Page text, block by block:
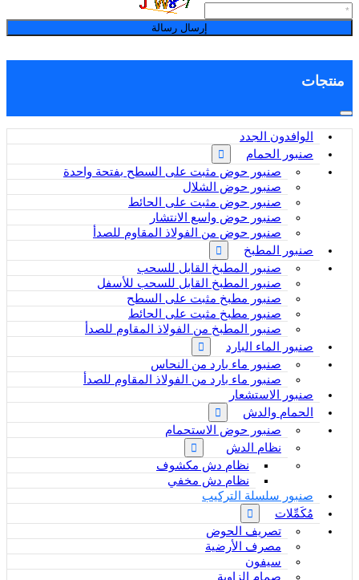
إرسال رسالة
منتجات
الوافدون الجدد
صنبور الحمام
صنبور حوض مثبت على السطح بفتحة واحدة
صنبور حوض الشلال
صنبور حوض مثبت على الحائط
صنبور حوض واسع الانتشار
صنبور حوض من الفولاذ المقاوم للصدأ
صنبور المطبخ
صنبور المطبخ القابل للسحب
صنبور المطبخ القابل للسحب للأسفل
صنبور مطبخ مثبت على السطح
صنبور مطبخ مثبت على الحائط
صنبور المطبخ من الفولاذ المقاوم للصدأ
صنبور الماء البارد
صنبور ماء بارد من النحاس
صنبور ماء بارد من الفولاذ المقاوم للصدأ
صنبور الاستشعار
الحمام والدش
صنبور حوض الاستحمام
نظام الدش
نظام دش مكشوف
نظام دش مخفي
صنبور سلسلة التركيب
مُكَمِّلات
تصريف الحوض
مصرف الأرضية
سيفون
صمام الزاوية